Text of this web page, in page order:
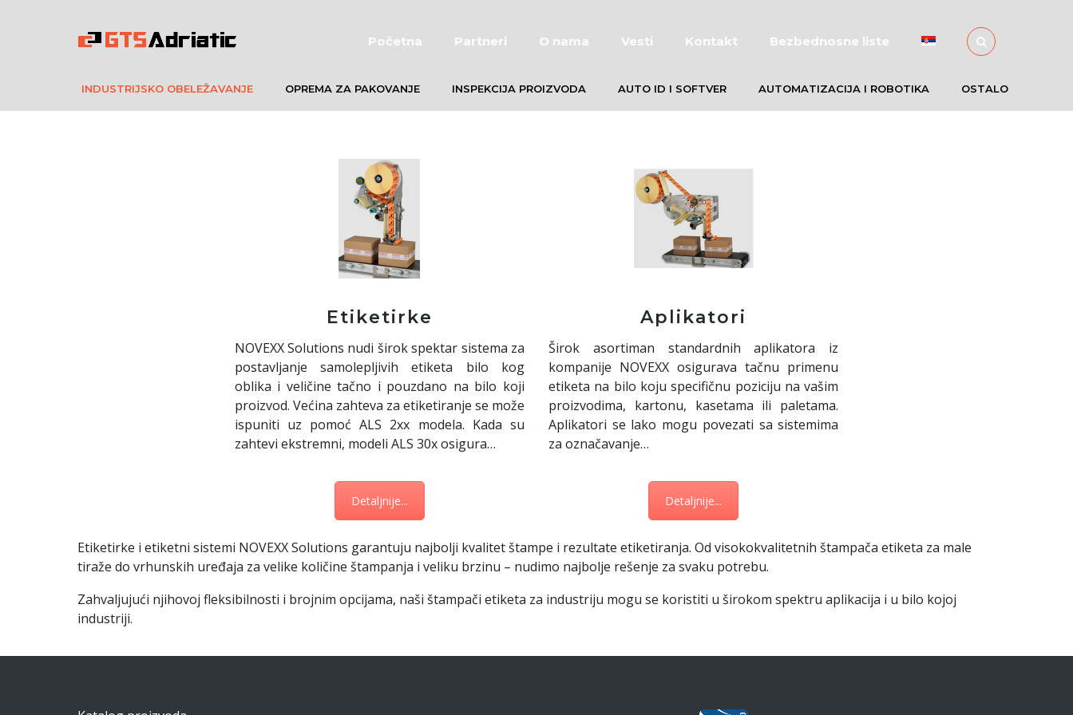
Početna Partneri O nama Vesti Kontakt Bezbednosne liste
INDUSTRIJSKO OBELEŽAVANJE OPREMA ZA PAKOVANJE INSPEKCIJA PROIZVODA AUTO ID I SOFTVER AUTOMATIZACIJA I ROBOTIKA OSTALO
Etiketirke
NOVEXX Solutions nudi širok spektar sistema za
postavljanje samolepljivih etiketa bilo kog
oblika i veličine tačno i pouzdano na bilo koji
proizvod. Većina zahteva za etiketiranje se može
ispuniti uz pomoć ALS 2xx modela. Kada su
zahtevi ekstremni, modeli ALS 30x osigura…
Detaljnije...
Aplikatori
Širok asortiman standardnih aplikatora iz
kompanije NOVEXX osigurava tačnu primenu
etiketa na bilo koju specifičnu poziciju na vašim
proizvodima, kartonu, kasetama ili paletama.
Aplikatori se lako mogu povezati sa sistemima
za označavanje…
Detaljnije...
Etiketirke i etiketni sistemi NOVEXX Solutions garantuju najbolji kvalitet štampe i rezultate etiketiranja. Od visokokvalitetnih štampača etiketa za male
tiraže do vrhunskih uređaja za velike količine štampanja i veliku brzinu – nudimo najbolje rešenje za svaku potrebu.
Zahvaljujući njihovoj fleksibilnosti i brojnim opcijama, naši štampači etiketa za industriju mogu se koristiti u širokom spektru aplikacija i u bilo kojoj
industriji.